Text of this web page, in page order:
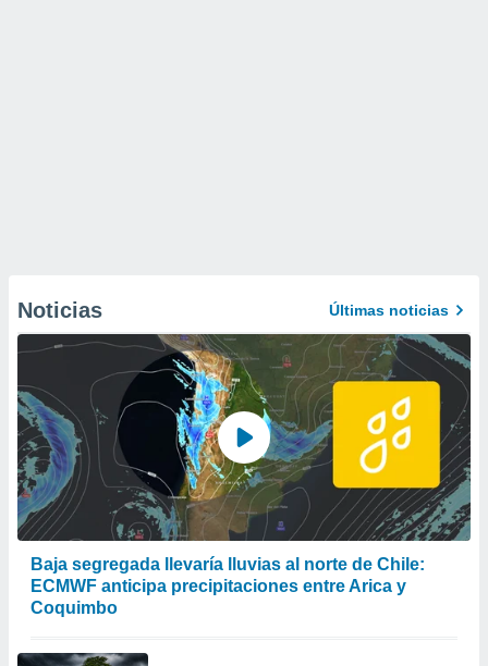
Noticias Últimas noticias
Baja segregada llevaría lluvias al norte de Chile:
ECMWF anticipa precipitaciones entre Arica y
Coquimbo